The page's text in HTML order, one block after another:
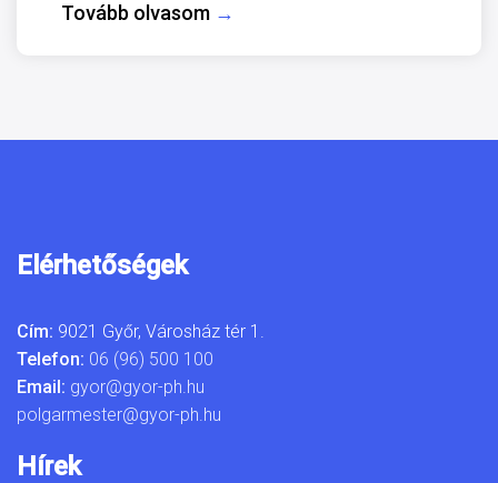
Tovább olvasom →
Elérhetőségek
Cím: 9021 Győr, Városház tér 1.
Telefon: 06 (96) 500 100
Email: gyor@gyor-ph.hu
polgarmester@gyor-ph.hu
Hírek